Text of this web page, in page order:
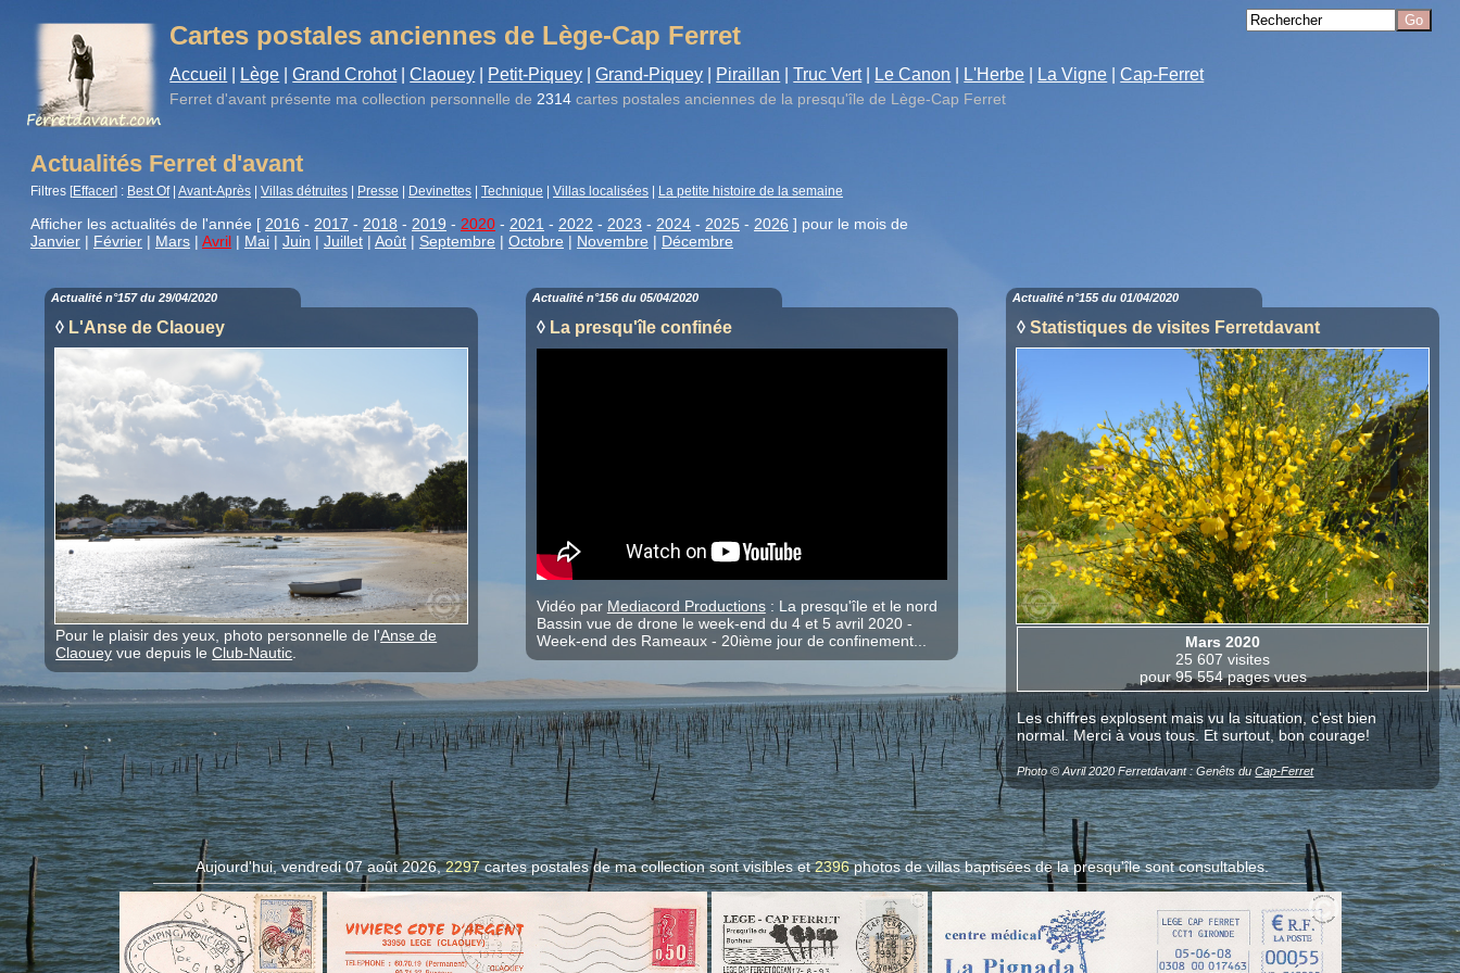
Cartes postales anciennes de Lège-Cap Ferret
Accueil Lège Grand Crohot Claouey Petit-Piquey Grand-Piquey Piraillan Truc Vert Le Canon L'Herbe La Vigne Cap-Ferret
Ferret d'avant présente ma collection personnelle de 2314 cartes postales anciennes de la presqu'île de Lège-Cap Ferret
Actualités Ferret d'avant
Filtres [Effacer] : Best Of| Avant-Après Villas détruites Presse Devinettes Technique Villas localisées La petite histoire de la semaine
Afficher les actualités de l'année [ 2016 - 2017 - 2018 - 2019 - 2020 - 2021 - 2022 - 2023 - 2024 - 2025 - 2026 ] pour le mois de
Janvier | Février | Mars | Avril | Mai | Juin | Juillet | Août | Septembre | Octobre | Novembre | Décembre
Actualité n°157 du 29/04/2020
◊ L'Anse de Claouey
Pour le plaisir des yeux, photo personnelle de l'Anse de
Claouey vue depuis leClub-Nautic
Actualité n°156 du 05/04/2020
◊La presqu'île confinée
Vidéo par Mediacord Productions: La presqu'île et le nord
Bassin vue de drone le week-end du 4 et 5 avril 2020 -
Week-end des Rameaux - 20ième jour de confinement...
Actualité n°155 du 01/04/2020
◊ Statistiques de visites Ferretdavant
Mars 2020
25 607 visites
pour 95 554 pages vues
Les chiffres explosent mais vu la situation, c'est bien
normal. Merci à vous tous. Et surtout, bon courage!
Photo © Avril 2020 Ferretdavant : Genêts duCap-Ferret
Aujourd'hui, vendredi 07 août 2026,2297cartes postales de ma collection sont visibles et2396 photos de villasbaptisées de la presqu'île sont consultables.